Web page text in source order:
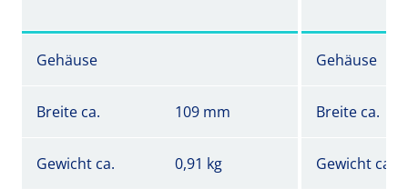
Gehäuse Gehäuse
Breite ca. 109 mm Breite ca.
Gewicht ca. 0,91 kg Gewicht ca.